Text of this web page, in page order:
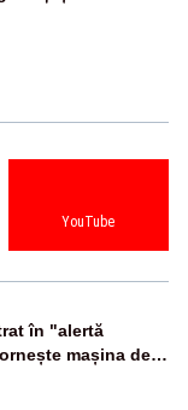
YouTube
în "alertă
mașina de